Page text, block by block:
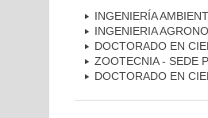
INGENIERÍA
INGENIERIA
DOCTORADO EN
ZOOTECNIA - SEDE
DOCTORADO EN